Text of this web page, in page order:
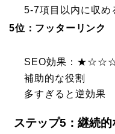
5-7項目以内に収め
5位：フッターリンク
SEO効果：
補助的な役割
多すぎると逆効果
ステップ5：継続